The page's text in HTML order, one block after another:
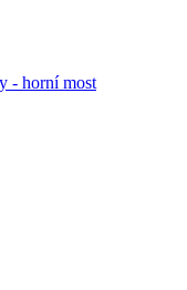
- horní most